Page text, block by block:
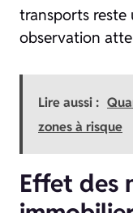
transports reste
observation
Lire aussi :
zones à risque
Effet des